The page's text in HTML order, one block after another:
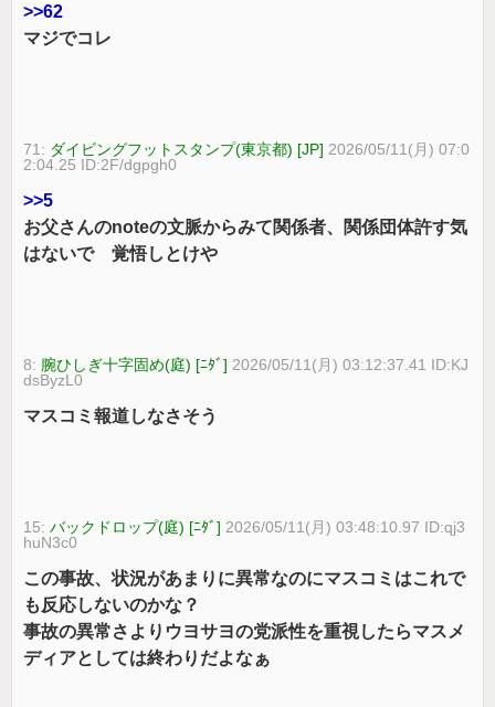
>>62
マジでコレ
71: ダイビングフットスタンプ(東京都) [JP] 2026/05/11(月) 07:0
2:04.25 ID:2F/dgpgh0
>>5
お父さんのnoteの文脈からみて関係者、関係団体許す気
はないで 覚悟しとけや
8: 腕ひしぎ十字固め(庭) [ﾆﾀﾞ] 2026/05/11(月) 03:12:37.41 ID:KJ
dsByzL0
マスコミ報道しなさそう
15:バックドロップ(庭) [ﾆﾀﾞ] 2026/05/11(月) 03:48:10.97 ID:qj3
huN3c0
この事故、状況があまりに異常なのにマスコミはこれで
も反応しないのかな？
事故の異常さよりウヨサヨの党派性を重視したらマスメ
ディアとしては終わりだよなぁ